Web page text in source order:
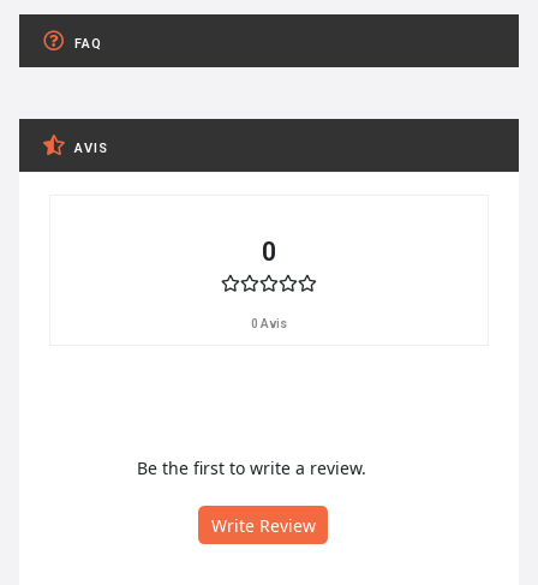
FAQ
AVIS
0
0 Avis
Be the first to write a review.
Write Review